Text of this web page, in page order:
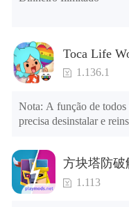
atirador no verdadeiro
podem derrubar todo o
Encontre uma posição
rebatida de seus tiros
Este jogo
internas para a
tiro com armas da 2ª
Neste, novo jogo fps
que você precisa para
ação de comando.
artilharia pesada darão
Toca Life
1.136.1
Nota: A função de todos
precisa desinstalar e
menu mod
1. O jogo está três vezes
2. Incluindo todos os
3. Inclua todas as funções
方块塔防破
1.113